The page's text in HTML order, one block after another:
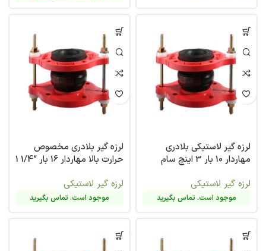
لرزه گیر لاستیکی بلادری
مهاردار 10 بار 3 اینچ سام
لرزه گیر لاستیکی
موجود است. تماس بگیرید
لرزه گیر بلادری مخصوص
حرارت بالا مهاردار 16 بار “1/4 1
لرزه گیر لاستیکی
موجود است. تماس بگیرید